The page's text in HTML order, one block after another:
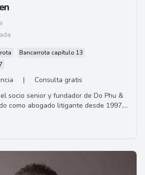
Bancarrota capítulo 13
|
Consulta gratis
socio senior y fundador de Do Phu &
como abogado litigante desde 1997,